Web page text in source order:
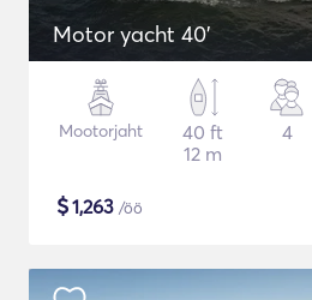
Motor yacht 40'
Mootorjaht
40 ft
12 m
4
$1,263 /öö